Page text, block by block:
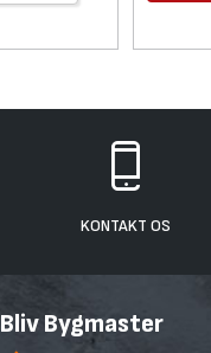
KONTAKT OS
Bliv Bygmaster